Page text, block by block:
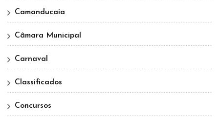
Camanducaia
Câmara Municipal
Carnaval
Classificados
Concursos